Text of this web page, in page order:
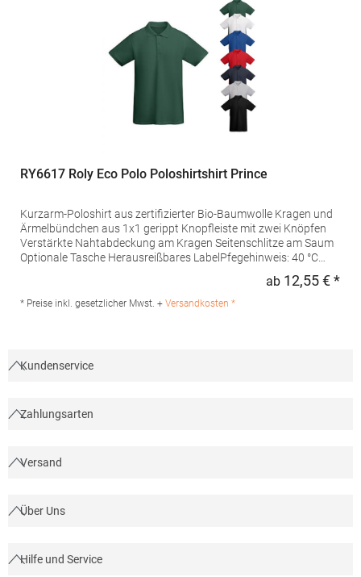
RY6617 Roly Eco Polo Poloshirtshirt Prince
Kurzarm-Poloshirt aus zertifizierter Bio-Baumwolle Kragen und
Ärmelbündchen aus 1x1 gerippt Knopfleiste mit zwei Knöpfen
Verstärkte Nahtabdeckung am Kragen Seitenschlitze am Saum
Optionale Tasche Herausreißbares LabelPfegehinweis: 40 °C
g/m²Materialzusammensetzung: 100% Baumwolle (Heather
Grey: 85% Baumwolle / 15% Viskose)Angaben zur
ab 12,55 € *
* Preise inkl. gesetzlicher Mwst. + Versandkosten *
Kundenservice
Zahlungsarten
Versand
Über Uns
Hilfe und Service